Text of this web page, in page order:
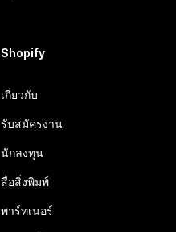
Shopify
เกี่ยวกับ
รับสมัครงาน
นักลงทุน
สื่อสิ่งพิมพ์
พาร์ทเนอร์